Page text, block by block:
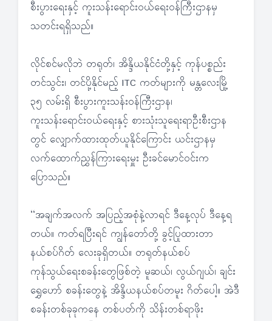
စီးပွားရေးနှင့် ကူးသန်းရောင်းဝယ်ရေးဝန်ကြီးဌာနမှ
သတင်းရရှိသည်။
လိုင်စင်မလိုဘဲ တရုတ်၊ အိန္ဒိယနိုင်ငံတို့နှင့် ကုန်ပစ္စည်း
တင်သွင်း၊ တင်ပို့နိုင်မည့် ITC ကတ်များကို မန္တလေးမြို့
၃၅ လမ်းရှိ စီးပွားကူးသန်းဝန်ကြီးဌာန၊
ကူးသန်းရောင်းဝယ်ရေးနှင့် စားသုံးသူရေးရာဦးစီးဌာန
တွင် လျှောက်ထားထုတ်ယူနိုင်ကြောင်း ယင်းဌာနမှ
လက်ထောက်ညွှန်ကြားရေးမှူး ဦးခင်မောင်ဝင်းက
ပြောသည်။
‘‘အချက်အလက် အပြည့်အစုံနဲ့လာရင် ဒီနေ့လုပ် ဒီနေ့ရ
တယ်။ ကတ်ရပြီးရင် ကျွန်တော်တို့ ခွင့်ပြုထားတာ
နယ်စပ်ဂိတ် လေးခုရှိတယ်။ တရုတ်နယ်စပ်
ကုန်သွယ်ရေးစခန်းတွေဖြစ်တဲ့ မူဆယ်၊ လွယ်ဂျယ်၊ ချင်း
ရွှေဟော် စခန်းတွေနဲ့ အိန္ဒိယနယ်စပ်တမူး ဂိတ်ပေါ့။ အဲဒီ
စခန်းတစ်ခုခုကနေ တစ်ပတ်ကို သိန်းတစ်ရာဖိုး